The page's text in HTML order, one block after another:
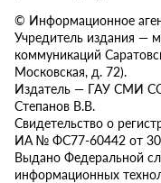
© Информационное
Учредитель издания —
коммуникаций
Московская, д. 72).
Издатель — ГАУ СМИ СО
Степанов В.В.
Свидетельство о
ИА № ФС77-60442 от 30
Выдано Федеральной
информационных